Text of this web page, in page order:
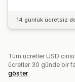
14 günlük ücretsiz
Tüm ücretler USD
ücretler 30 günde bir
göster